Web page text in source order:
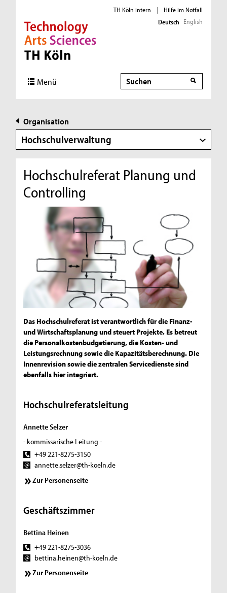
Direkt zur Hauptnavigation
Direkt zur Subnavigation
Direkt zum Inhalt
Direkt zum Fußbereich
TH Köln intern |
Hilfe im Notfall
Deutsch English
Menü Suche
Organisation
Hochschulverwaltung
Hochschulreferat Planung und
Controlling
Das Hochschulreferat ist verantwortlich für die Finanz-
und Wirtschaftsplanung und steuert Projekte. Es betreut
die Personalkostenbudgetierung, die Kosten- und
Leistungsrechnung sowie die Kapazitätsberechnung. Die
Innenrevision sowie die zentralen Servicedienste sind
ebenfalls hier integriert.
Hochschulreferatsleitung
Annette Selzer
- kommissarische Leitung -
+49 221-8275-3150
annette.selzer@th-koeln.de
Zur Personenseite
Geschäftszimmer
Bettina Heinen
+49 221-8275-3036
bettina.heinen@th-koeln.de
Zur Personenseite